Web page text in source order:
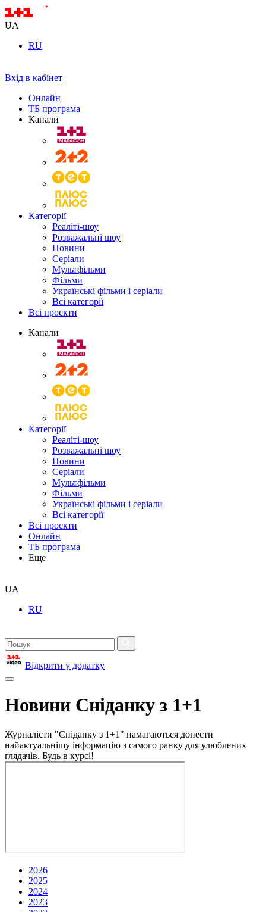
UA
RU
Вхід в кабінет
Онлайн
ТБ програма
Канали
Категорії
Реаліті-шоу
Розважальні шоу
Новини
Серіали
Мультфільми
Фільми
Українські фільми і серіали
Всі категорії
Всі проєкти
Канали
Категорії
Реаліті-шоу
Розважальні шоу
Новини
Серіали
Мультфільми
Фільми
Українські фільми і серіали
Всі категорії
Всі проєкти
Онлайн
ТБ програма
Еще
UA
RU
Відкрити у додатку
Новини Сніданку з 1+1
Журналісти "Сніданку з 1+1" намагаються донести
найактуальнішу інформацію з самого ранку для улюблених
глядачів. Будь в курсі!
2026
2025
2024
2023